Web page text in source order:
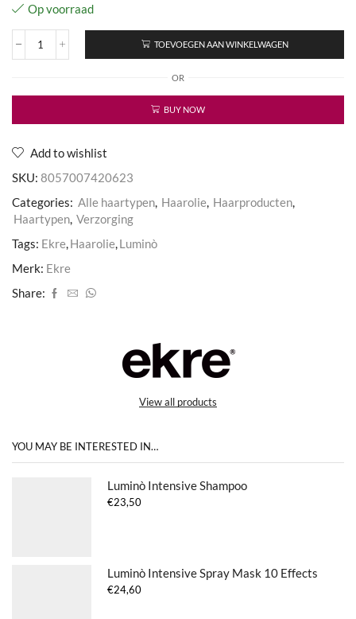
Op voorraad
Luminò
aantal
TOEVOEGEN AAN WINKELWAGEN
OR
BUY NOW
Add to wishlist
SKU: 8057007420623
Categories: Alle haartypen, Haarolie, Haarproducten,
Haartypen, Verzorging
Tags: Ekre,Haarolie,Luminò
Merk: Ekre
Share:
View all products
YOU MAY BE INTERESTED IN…
Luminò Intensive Shampoo
€23,50
Luminò Intensive Spray Mask 10 Effects
€24,60